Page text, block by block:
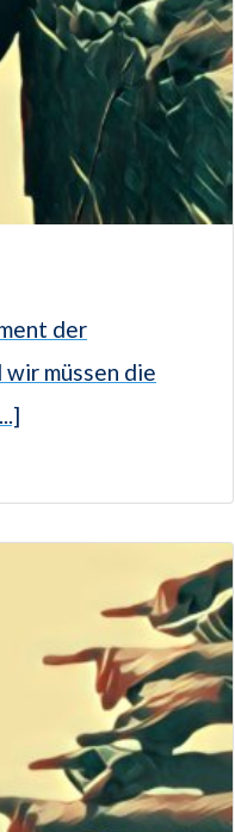
der
müssen die